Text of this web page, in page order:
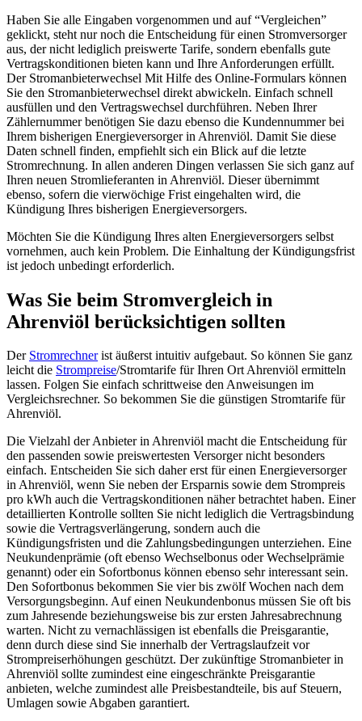
Haben Sie alle Eingaben vorgenommen und auf “Vergleichen”
geklickt, steht nur noch die Entscheidung für einen Stromversorger
aus, der nicht lediglich preiswerte Tarife, sondern ebenfalls gute
Vertragskonditionen bieten kann und Ihre Anforderungen erfüllt.
Der Stromanbieterwechsel Mit Hilfe des Online-Formulars können
Sie den Stromanbieterwechsel direkt abwickeln. Einfach schnell
ausfüllen und den Vertragswechsel durchführen. Neben Ihrer
Zählernummer benötigen Sie dazu ebenso die Kundennummer bei
Ihrem bisherigen Energieversorger in Ahrenviöl. Damit Sie diese
Daten schnell finden, empfiehlt sich ein Blick auf die letzte
Stromrechnung. In allen anderen Dingen verlassen Sie sich ganz auf
Ihren neuen Stromlieferanten in Ahrenviöl. Dieser übernimmt
ebenso, sofern die vierwöchige Frist eingehalten wird, die
Kündigung Ihres bisherigen Energieversorgers.
Möchten Sie die Kündigung Ihres alten Energieversorgers selbst
vornehmen, auch kein Problem. Die Einhaltung der Kündigungsfrist
ist jedoch unbedingt erforderlich.
Was Sie beim Stromvergleich in
Ahrenviöl berücksichtigen sollten
Der Stromrechnerist äußerst intuitiv aufgebaut. So können Sie ganz
leicht die Strompreise/Stromtarife für Ihren Ort Ahrenviöl ermitteln
lassen. Folgen Sie einfach schrittweise den Anweisungen im
Vergleichsrechner. So bekommen Sie die günstigen Stromtarife für
Ahrenviöl.
Die Vielzahl der Anbieter in Ahrenviöl macht die Entscheidung für
den passenden sowie preiswertesten Versorger nicht besonders
einfach. Entscheiden Sie sich daher erst für einen Energieversorger
in Ahrenviöl, wenn Sie neben der Ersparnis sowie dem Strompreis
pro kWh auch die Vertragskonditionen näher betrachtet haben. Einer
detaillierten Kontrolle sollten Sie nicht lediglich die Vertragsbindung
sowie die Vertragsverlängerung, sondern auch die
Kündigungsfristen und die Zahlungsbedingungen unterziehen. Eine
Neukundenprämie (oft ebenso Wechselbonus oder Wechselprämie
genannt) oder ein Sofortbonus können ebenso sehr interessant sein.
Den Sofortbonus bekommen Sie vier bis zwölf Wochen nach dem
Versorgungsbeginn. Auf einen Neukundenbonus müssen Sie oft bis
zum Jahresende beziehungsweise bis zur ersten Jahresabrechnung
warten. Nicht zu vernachlässigen ist ebenfalls die Preisgarantie,
denn durch diese sind Sie innerhalb der Vertragslaufzeit vor
Strompreiserhöhungen geschützt. Der zukünftige Stromanbieter in
Ahrenviöl sollte zumindest eine eingeschränkte Preisgarantie
anbieten, welche zumindest alle Preisbestandteile, bis auf Steuern,
Umlagen sowie Abgaben garantiert.